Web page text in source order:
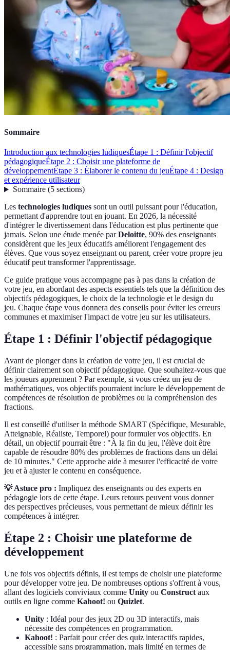
Sommaire
Introduction aux technologies ludiquesÉtape 1 : Définir l'objectif
pédagogiqueÉtape 2 : Choisir une plateforme de
développementÉtape 3 : Élaborer le contenu du jeuÉtape 4 : Design
et expérience utilisateur
Sommaire(5 sections)
Les technologies ludiques sont un outil puissant pour l'éducation,
permettant d'apprendre tout en jouant. En 2026, la nécessité
d'intégrer le divertissement dans l'éducation est plus pertinente que
jamais. Selon une étude menée parDeloitte, 90% des enseignants
considèrent que les jeux éducatifs améliorent l'engagement des
élèves. Que vous soyez enseignant ou parent, créer votre propre jeu
éducatif peut transformer l'apprentissage.
Ce guide pratique vous accompagne pas à pas dans la création de
votre jeu, en abordant des aspects essentiels tels que la définition des
objectifs pédagogiques, le choix de la technologie et le design du
jeu. Chaque étape vous donnera des conseils pour éviter les erreurs
communes et maximiser l'impact de votre jeu sur les utilisateurs.
Étape 1 : Définir l'objectif pédagogique
Avant de plonger dans la création de votre jeu, il est crucial de
définir clairement son objectif pédagogique. Que souhaitez-vous que
les joueurs apprennent ? Par exemple, si vous créez un jeu de
mathématiques, vos objectifs pourraient inclure le développement de
compétences de résolution de problèmes ou la compréhension des
fractions.
Il est conseillé d'utiliser la méthode SMART (Spécifique, Mesurable,
Atteignable, Réaliste, Temporel) pour formuler vos objectifs. En
détail, un objectif pourrait être : "À la fin du jeu, l'élève doit être
capable de résoudre 80% des problèmes de fractions dans un délai
de 10 minutes." Cette approche aide à mesurer l'efficacité de votre
jeu et à ajuster le contenu en conséquence.
💡 Astuce pro : Impliquez des enseignants ou des experts en
pédagogie lors de cette étape. Leurs retours peuvent vous donner
des perspectives précieuses, vous permettant de mieux définir les
compétences à intégrer.
Étape 2 : Choisir une plateforme de
développement
Une fois vos objectifs définis, il est temps de choisir une plateforme
pour développer votre jeu. De nombreuses options s'offrent à vous,
allant des logiciels conviviaux comme Unity ou Construct aux
outils en ligne comme Kahoot! ou Quizlet.
Unity : Idéal pour des jeux 2D ou 3D interactifs, mais
nécessite des compétences en programmation.
Kahoot! : Parfait pour créer des quiz interactifs rapides,
accessible sans programmation, mais limité en termes de